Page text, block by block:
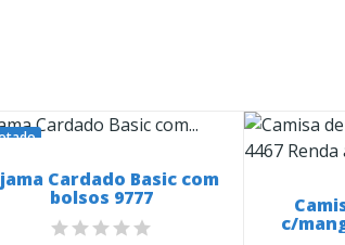
Cardado Basic com
bolsos 9777
c/